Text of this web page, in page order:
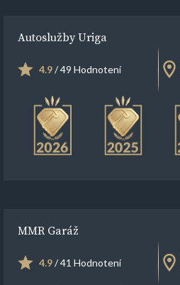
Autoslužby Uriga
4.9/ 49 Hodnotení
MMR Garáž
4.9/ 41 Hodnotení